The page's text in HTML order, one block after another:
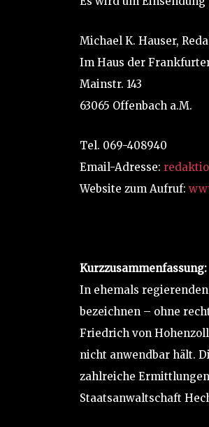
Michael K. Hauser,
Im Haus der
Mainstr. 143
63065 Offenbach a.M.
Tel. 069-408940
Email-Adresse:
Website zum Aufruf:
Kurzzusammenfassung:
In ehemals
bezeichnen – ohne
Friedrich von
nicht anwendbar hält.
zahlreiche
Staatsanwaltschaft